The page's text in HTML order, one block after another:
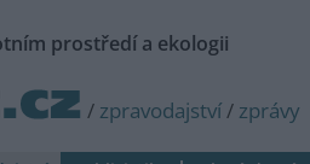
prostředí a ekologii
/ zpravodajství/ zprávy